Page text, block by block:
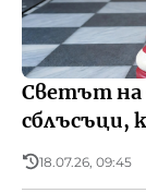
Светът на
сблъсъци,
18.07.26, 09:45